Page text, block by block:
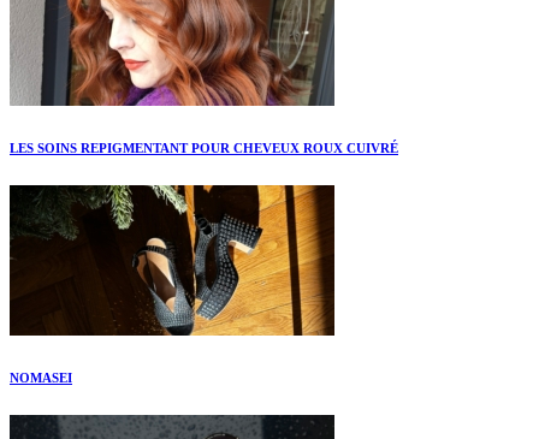
LES SOINS REPIGMENTANT POUR CHEVEUX ROUX CUIVRÉ
NOMASEI